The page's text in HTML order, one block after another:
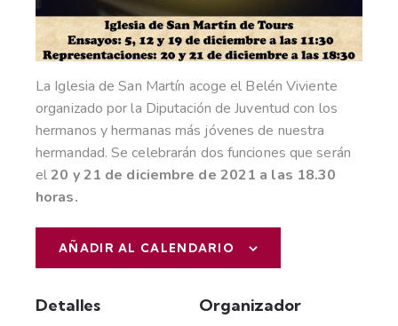
La Iglesia de San Martín acoge el Belén Viviente
organizado por la Diputación de Juventud con los
hermanos y hermanas más jóvenes de nuestra
hermandad. Se celebrarán dos funciones que serán
el20 y 21 de diciembre de 2021 a las 18.30
horas.
AÑADIR AL CALENDARIO
Detalles Organizador